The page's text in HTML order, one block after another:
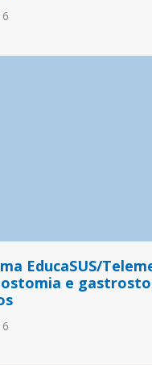
EducaSUS/
e